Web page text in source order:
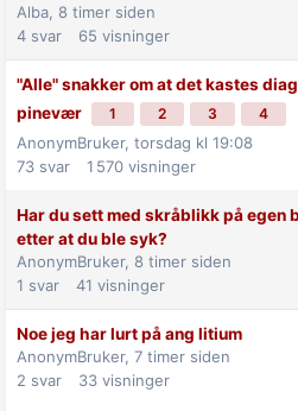
Alba, 8 timer siden
4 svar 65 visninger
"Alle" snakker om at det kastes
pinevær
1 2 3 4
AnonymBruker, torsdag kl 19:08
73 svar 1 570 visninger
Har du sett med skråblikk på egen
etter at du ble syk?
AnonymBruker, 8 timer siden
1 svar 41 visninger
Noe jeg har lurt på ang litium
AnonymBruker, 7 timer siden
2 svar 33 visninger